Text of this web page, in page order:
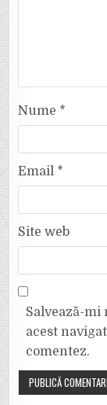
Nume *
Email *
Site web
Salvează-
acest
comentez.